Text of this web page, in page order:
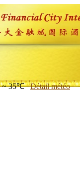
~ 35℃ Détail météo